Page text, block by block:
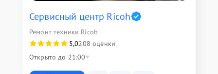
Сервисный центр Ricoh
Ремонт техники Ricoh
5,0208 оценки
Открыто до 21:00